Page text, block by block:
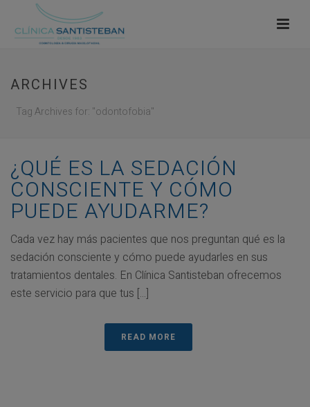
ARCHIVES
Tag Archives for: "odontofobia"
¿QUÉ ES LA SEDACIÓN
CONSCIENTE Y CÓMO
PUEDE AYUDARME?
Cada vez hay más pacientes que nos preguntan qué es la
sedación consciente y cómo puede ayudarles en sus
tratamientos dentales. En Clínica Santisteban ofrecemos
este servicio para que tus [...]
READ MORE